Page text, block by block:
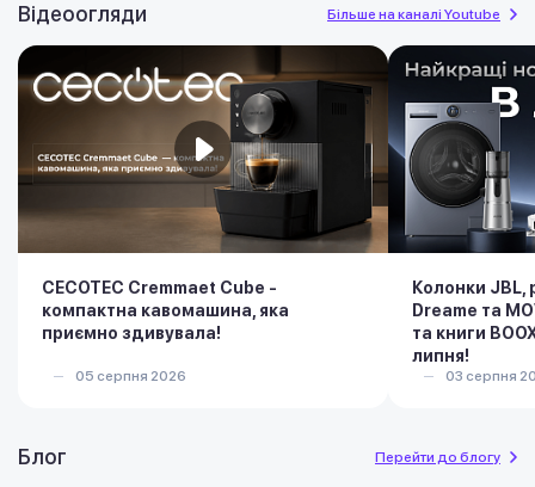
Відеоогляди Більше на каналі Youtube
CECOTEC Cremmaet Cube -
компактна кавомашина, яка
приємно здивувала!
05 серпня 2026
Колонки JBL,
Dreame та
та книги
липня!
03 серпня
Блог Перейти до блогу